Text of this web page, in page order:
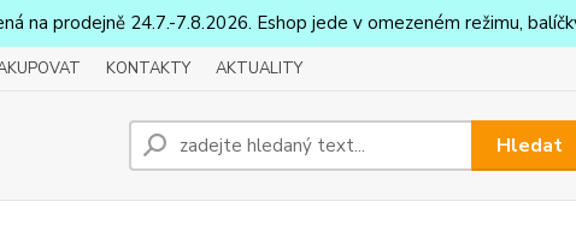
na prodejně 24.7.-7.8.2026. Eshop jede v omezeném režimu,
KONTAKTY AKTUALITY
Hledat